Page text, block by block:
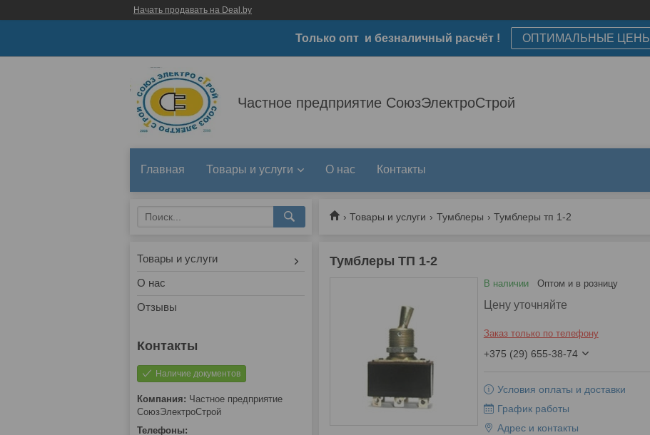
Начать продавать на Deal.by
Только опт и безналичный расчёт ! ОПТИМАЛЬНЫЕ ЦЕНЫ
Частное предприятие СоюзЭлектроСтрой
Главная Товары и услуги О нас Контакты
Товары и услуги Тумблеры Тумблеры тп 1-2
Тумблеры ТП 1-2
В наличии Оптом и в розницу
Цену уточняйте
Заказ только по телефону
+375 (29) 655-38-74
Условия оплаты и доставки
График работы
Адрес и контакты
Товары и услуги
О нас
Отзывы
Наличие документов
Частное предприятие
СоюзЭлектроСтрой